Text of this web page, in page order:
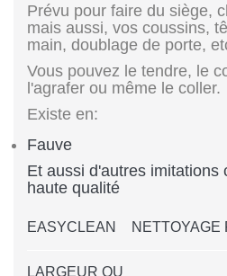
Prévu pour faire du siège,
mais aussi, vos coussins,
main, doublage de porte,
Vous pouvez le tendre, le
l'agrafer ou même le coller.
Existe en:
Fauve
Et aussi d'autres imitations
haute qualité
EASYCLEAN NETTOYAGE
LARGEUR OU